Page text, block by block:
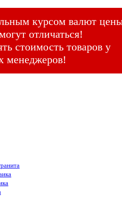
курсом валют
отличаться!
стоимость товаров у
менеджеров!